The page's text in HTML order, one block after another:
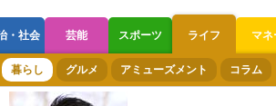
・社会 芸能 スポーツ ライフ マネ
ボートレース 競輪 オートレース
暮らし グルメ アミューズメント コラム